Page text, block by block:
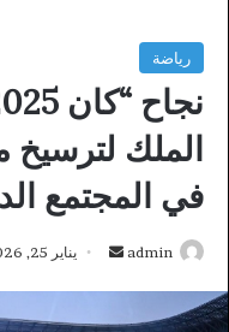
رياضة
الملك لترسيخ
في المجتمع
admin
أرسل يناير 25, 2026